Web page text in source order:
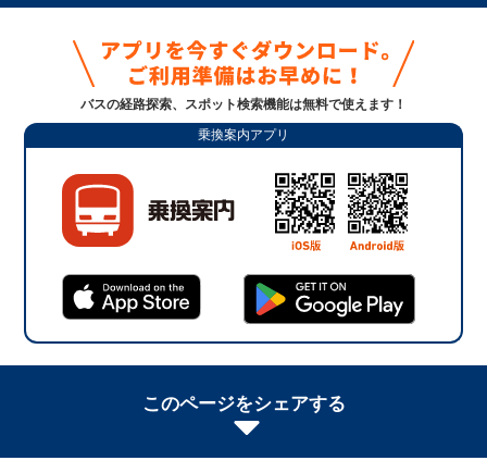
バスの経路探索、スポット検索機能は無料で使えます！
乗換案内アプリ
このページをシェアする